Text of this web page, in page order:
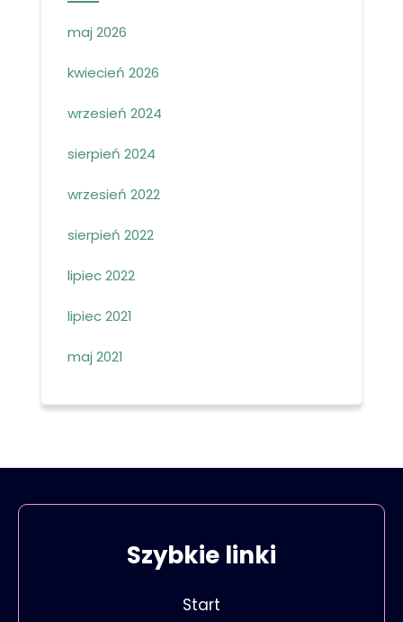
maj 2026
kwiecień 2026
wrzesień 2024
sierpień 2024
wrzesień 2022
sierpień 2022
lipiec 2022
lipiec 2021
maj 2021
Szybkie linki
Start